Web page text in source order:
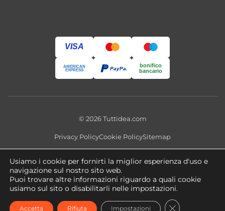
VISA
AMERICAN
EXPRESS PayPal
bonifico
bancario
© 2026 Tuttidea.com
Privacy PolicyCookie PolicySitemap
Questo sito utilizza cookie tecnici e, previo consenso, cookie
analitici e di profilazione. Puoi modificare le preferenze in qualsiasi
momento tramiteImpostazioni Cookie
Copyright 2026 ©tuttidea.com- P.IVA 02466470560 -
Usiamo i cookie per fornirti la miglior esperienza d'uso e
navigazione sul nostro sito web.
Puoi trovare altre informazioni riguardo a quali cookie
usiamo sul sito o disabilitarli nelle impostazioni.
Accetta Rifiuta Impostazioni CLOSE